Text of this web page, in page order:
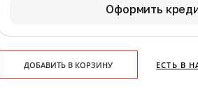
Оформить
ДОБАВИТЬ В КОРЗИНУ ЕСТЬ В